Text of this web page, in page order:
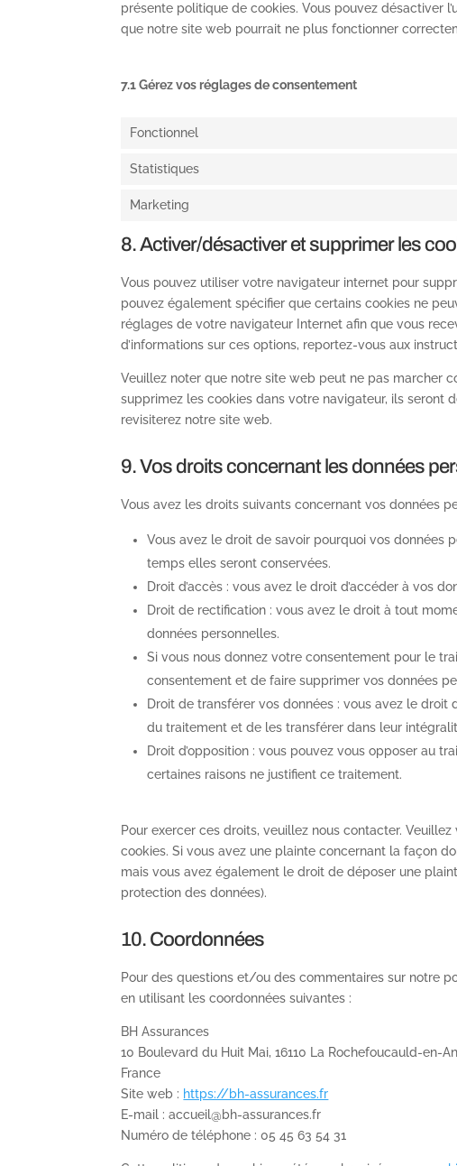
présente politique de cookies. Vous pouvez désactiver
que notre site web pourrait ne plus fonctionner
7.1 Gérez vos réglages de consentement
Fonctionnel
Statistiques
Marketing
8. Activer/désactiver et supprimer les
Vous pouvez utiliser votre navigateur internet pour
pouvez également spécifier que certains cookies ne
réglages de votre navigateur Internet afin que vous
d’informations sur ces options, reportez-vous aux
Veuillez noter que notre site web peut ne pas marcher
supprimez les cookies dans votre navigateur, ils seront
revisiterez notre site web.
9. Vos droits concernant les données
Vous avez les droits suivants concernant vos données
Vous avez le droit de savoir pourquoi vos données
temps elles seront conservées.
Droit d’accès : vous avez le droit d’accéder à vos
Droit de rectification : vous avez le droit à tout
données personnelles.
Si vous nous donnez votre consentement pour le
consentement et de faire supprimer vos données
Droit de transférer vos données : vous avez le
du traitement et de les transférer dans leur
Droit d’opposition : vous pouvez vous opposer au
certaines raisons ne justifient ce traitement.
Pour exercer ces droits, veuillez nous contacter.
cookies. Si vous avez une plainte concernant la façon
mais vous avez également le droit de déposer une
protection des données).
10. Coordonnées
Pour des questions et/ou des commentaires sur notre
en utilisant les coordonnées suivantes :
BH Assurances
10 Boulevard du Huit Mai, 16110 La Rochefoucauld-en-
France
Site web : https://bh-assurances.fr
E-mail :accueil@bh-assurances.fr
Numéro de téléphone : 05 45 63 54 31